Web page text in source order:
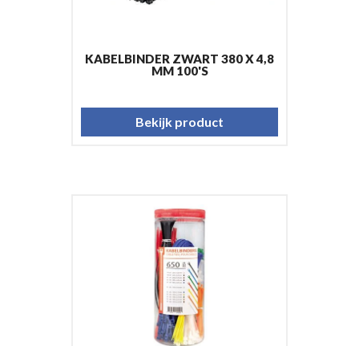
KABELBINDER ZWART 380 X 4,8
MM 100'S
Bekijk product